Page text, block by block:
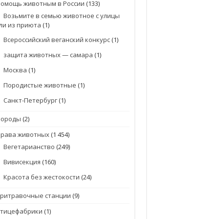
животным в России (133)
Возьмите в семью животное с улицы
из приюта (1)
Всероссийский веганский конкурс(1)
защита животных — самара (1)
Москва (1)
Породистые животные (1)
Санкт-Петербург(1)
(2)
животных(1 454)
Вегетарианство (249)
Вивисекция (160)
Красота без жестокости (24)
станции (9)
(1)